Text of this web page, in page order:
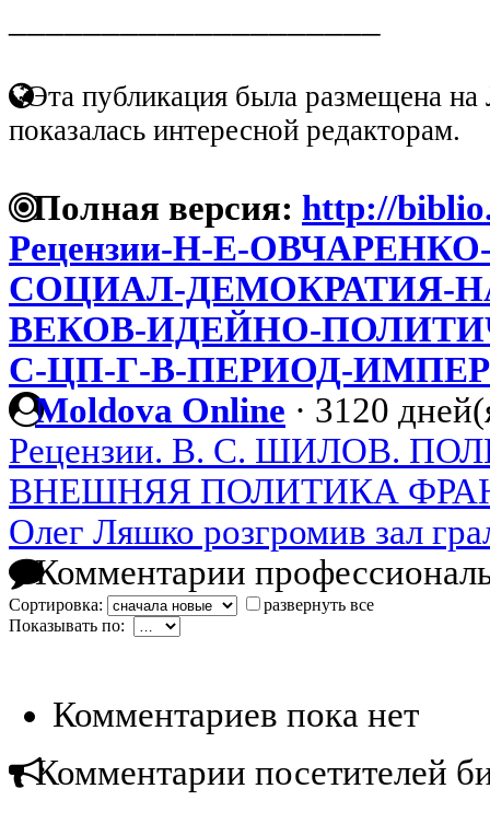
Эта публикация была размещена на
показалась интересной редакторам.
Полная версия: http://
Рецензии-Н-Е-
СОЦИАЛ-ДЕМОКРАТИЯ-
ВЕКОВ-ИДЕЙНО-
С-ЦП-Г-В-ПЕРИОД-
Moldova Online · 3120
Рецензии. В. С. ШИЛОВ.
ВНЕШНЯЯ ПОЛИТИКА
Олег Ляшко розгромив зал
Комментарии
Сортировка:
развернуть все
Показывать по:
Комментариев пока нет
Комментарии посетителей